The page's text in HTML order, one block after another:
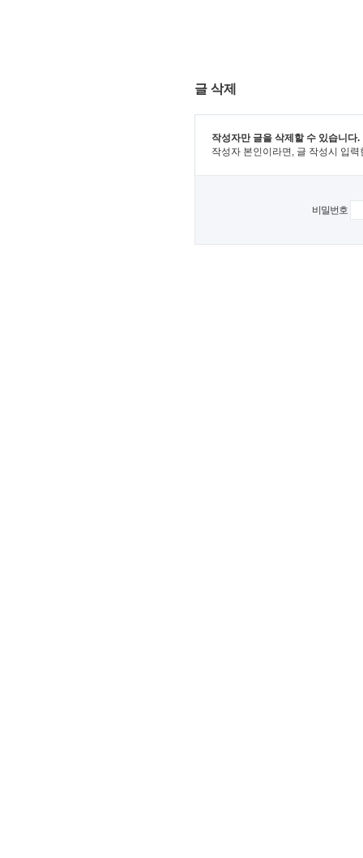
글 삭제
작성자만 글을 삭제할 수 있습니다.
작성자 본인이라면, 글 작성시 입
비밀번호